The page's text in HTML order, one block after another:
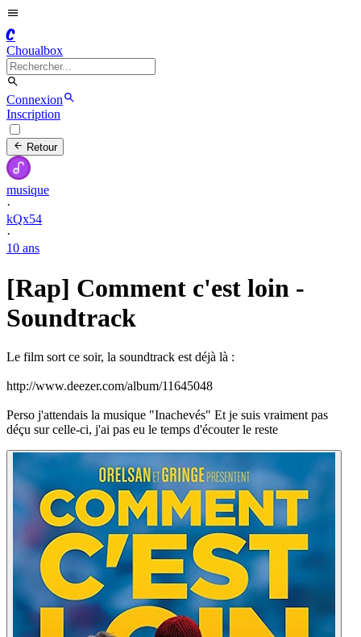
C
Choualbox
Connexion
Inscription
Retour
musique
·
kQx54
·
10 ans
[Rap] Comment c'est loin -
Soundtrack
Le film sort ce soir, la soundtrack est déjà là :
http://www.deezer.com/album/11645048
Perso j'attendais la musique "Inachevés" Et je suis vraiment pas
déçu sur celle-ci, j'ai pas eu le temps d'écouter le reste